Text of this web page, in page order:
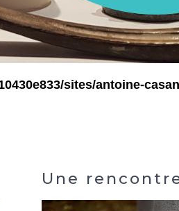
sites/antoine-
Une